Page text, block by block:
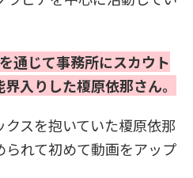
通じて事務所にスカウト
入りした榎原依那さん。
スを抱いていた榎原依那
られて初めて動画をアップ